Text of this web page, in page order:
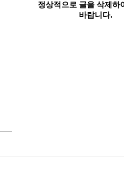
정상적으로 글을 삭제하
바랍니다.